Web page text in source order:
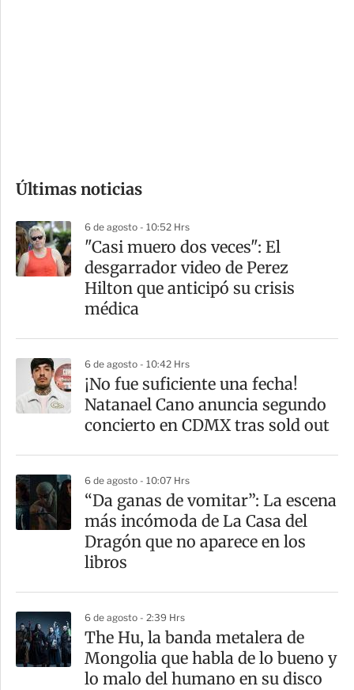
m
a
r
t
Últimas noticias
6 de agosto - 10:52 Hrs
"Casi muero dos veces": El
desgarrador video de Perez
Hilton que anticipó su crisis
médica
6 de agosto - 10:42 Hrs
¡No fue suficiente una fecha!
Natanael Cano anuncia segundo
concierto en CDMX tras sold out
6 de agosto - 10:07 Hrs
“Da ganas de vomitar”: La escena
más incómoda de La Casa del
Dragón que no aparece en los
libros
6 de agosto - 2:39 Hrs
The Hu, la banda metalera de
Mongolia que habla de lo bueno y
lo malo del humano en su disco